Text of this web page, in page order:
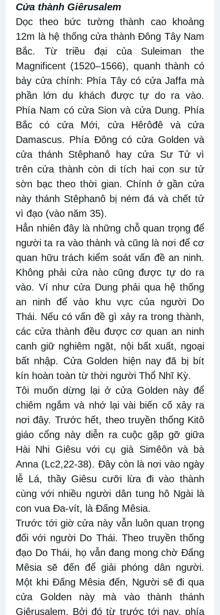
Cửa thành Giêrusalem
Dọc theo bức tường thành cao khoảng
12m là hệ thống cửa thành Đông Tây Nam
Bắc. Từ triều đại của Suleiman the
Magnificent (1520–1566), quanh thành có
bảy cửa chính: Phía Tây có cửa Jaffa mà
phần lớn du khách được tự do ra vào.
Phía Nam có cửa Sion và cửa Dung. Phía
Bắc có cửa Mới, cửa Hêrôđê và cửa
Damascus. Phía Đông có cửa Golden và
cửa thánh Stêphanô hay cửa Sư Tử vì
trên cửa thành còn di tích hai con sư tử
sờn bạc theo thời gian. Chính ở gần cửa
này thánh Stêphanô bị ném đá và chết tử
vì đạo (vào năm 35).
Hẳn nhiên đây là những chỗ quan trọng để
người ta ra vào thành và cũng là nơi để cơ
quan hữu trách kiểm soát vấn đề an ninh.
Không phải cửa nào cũng được tự do ra
vào. Ví như cửa Dung phải qua hệ thống
an ninh để vào khu vực của người Do
Thái. Nếu có vấn đề gì xảy ra trong thành,
các cửa thành đều được cơ quan an ninh
canh giữ nghiêm ngặt, nội bất xuất, ngoại
bất nhập. Cửa Golden hiện nay đã bị bít
kín hoàn toàn từ thời người Thổ Nhĩ Kỳ.
Tôi muốn dừng lại ở cửa Golden này để
chiêm ngắm và nhớ lại vài biến cố xảy ra
nơi đây. Trước hết, theo truyền thống Kitô
giáo cổng này diễn ra cuộc gặp gỡ giữa
Hài Nhi Giêsu với cụ già Simêôn và bà
Anna (Lc2,22-38). Đây còn là nơi vào ngày
lễ Lá, thầy Giêsu cưỡi lừa đi vào thành
cùng với nhiều người dân tung hô Ngài là
con vua Đa-vít, là Đấng Mêsia.
Trước tới giờ cửa này vẫn luôn quan trọng
đối với người Do Thái. Theo truyền thống
đạo Do Thái, họ vẫn đang mong chờ Đấng
Mêsia sẽ đến để giải phóng dân người.
Một khi Đấng Mêsia đến, Người sẽ đi qua
cửa Golden này mà vào thành thánh
Giêrusalem. Bởi đó từ trước tới nay, phía